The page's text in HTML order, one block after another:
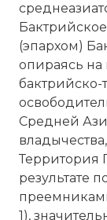
(эпархом)
опираясь
бактрийско-
Средней
Территория
результате
1),